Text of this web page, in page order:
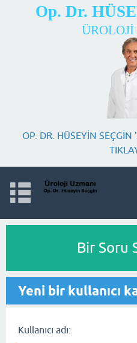
Op. Dr.
OP. DR. HÜSEYİN
Bir Soru
Yeni bir kullanıcı
Kullanıcı adı: